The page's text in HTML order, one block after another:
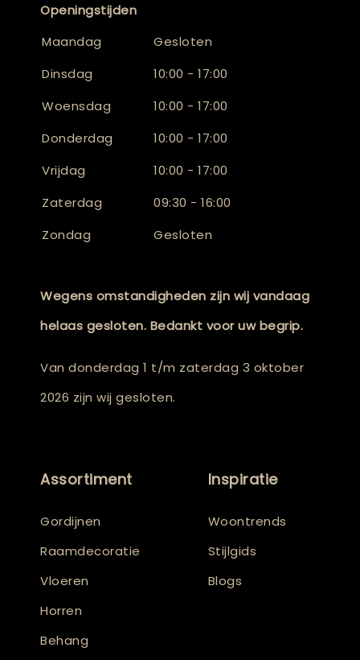
Openingstijden
Maandag
Gesloten
Dinsdag
10:00 - 17:00
Woensdag
10:00 - 17:00
Donderdag
10:00 - 17:00
Vrijdag
10:00 - 17:00
Zaterdag
09:30 - 16:00
Zondag
Gesloten
Wegens omstandigheden zijn wij vandaag
helaas gesloten. Bedankt voor uw begrip.
Van donderdag 1 t/m zaterdag 3 oktober
2026 zijn wij gesloten.
Assortiment
Gordijnen
Raamdecoratie
Vloeren
Horren
Behang
Inspiratie
Woontrends
Stijlgids
Blogs